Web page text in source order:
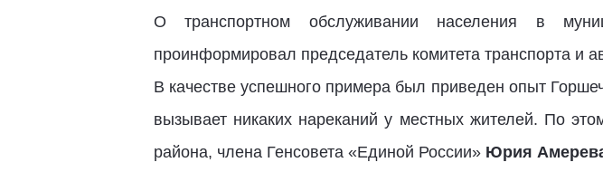
О транспортном обслуживании населения в
проинформировал председатель комитета транспорта и
В качестве успешного примера был приведен опыт
вызывает никаких нареканий у местных жителей. По
района, члена Генсовета «Единой России» Юрия